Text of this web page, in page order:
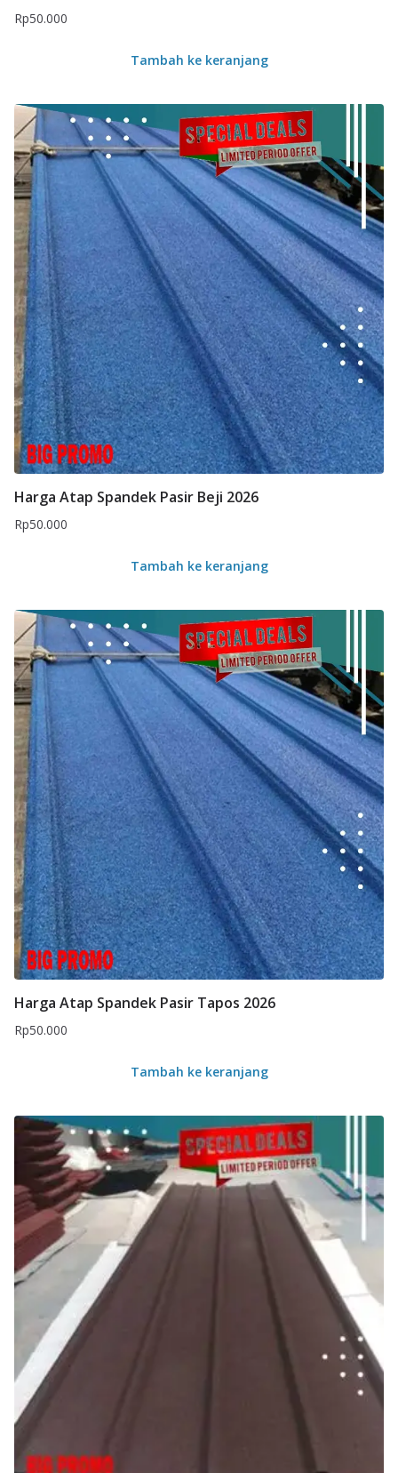
Rp50.000
Tambah ke keranjang
Harga Atap Spandek Pasir Beji 2026
Rp50.000
Tambah ke keranjang
Harga Atap Spandek Pasir Tapos 2026
Rp50.000
Tambah ke keranjang